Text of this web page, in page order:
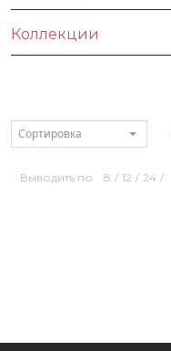
Коллекции
Сортировка
Выводить по 8 / 12 / 24 /